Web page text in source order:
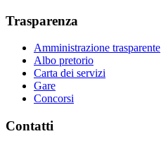
Trasparenza
Amministrazione trasparente
Albo pretorio
Carta dei servizi
Gare
Concorsi
Contatti